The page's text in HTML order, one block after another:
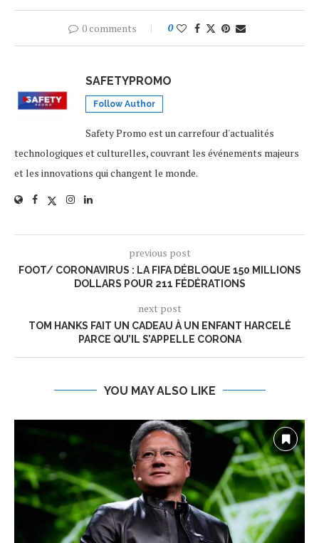
0 comments 0
SAFETYPROMO
Follow Author
Safety Promo est un carrefour d'actualités
technologiques et culturelles, couvrant les événements majeurs
et les innovations qui changent le monde.
previous post
FOOT/ CORONAVIRUS : LA FIFA DÉBLOQUE 150 MILLIONS
DOLLARS POUR 211 FÉDÉRATIONS
next post
TOM HANKS FAIT UN CADEAU À UN ENFANT HARCELÉ
PARCE QU’IL S’APPELLE CORONA
YOU MAY ALSO LIKE